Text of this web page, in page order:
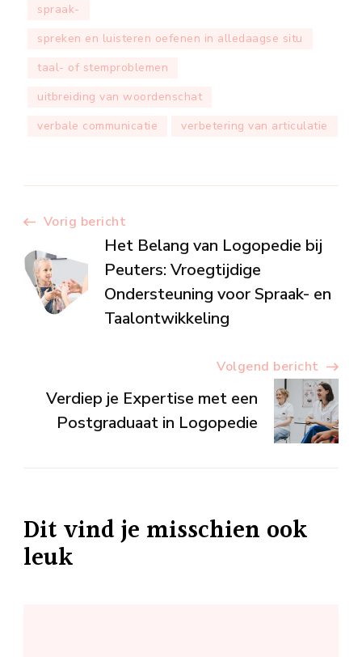
spraak-
spreken en luisteren oefenen in alledaagse situ
taal- of stemproblemen
uitbreiding van woordenschat
verbale communicatie
verbetering van articulatie
Berichtnavigatie
Vorig bericht
Het Belang van Logopedie bij
Peuters: Vroegtijdige
Ondersteuning voor Spraak- en
Taalontwikkeling
Volgend bericht
Verdiep je Expertise met een
Postgraduaat in Logopedie
Dit vind je misschien ook
leuk